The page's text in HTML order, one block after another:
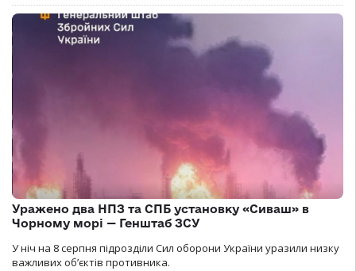
Уражено два НПЗ та СПБ установку «Сиваш» в
Чорному морі — Генштаб ЗСУ
У ніч на 8 серпня підрозділи Сил оборони України уразили низку
важливих об’єктів противника.